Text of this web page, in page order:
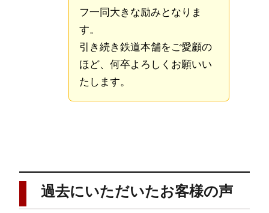
フ一同大きな励みとなりま
す。
引き続き鉄道本舗をご愛顧の
ほど、何卒よろしくお願いい
たします。
過去にいただいたお客様の声